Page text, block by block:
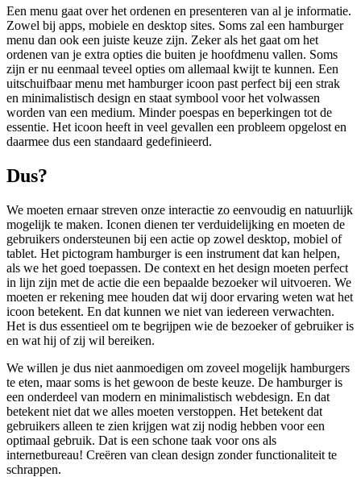
Een menu gaat over het ordenen en presenteren van al je informatie.
Zowel bij apps, mobiele en desktop sites. Soms zal een hamburger
menu dan ook een juiste keuze zijn. Zeker als het gaat om het
ordenen van je extra opties die buiten je hoofdmenu vallen. Soms
zijn er nu eenmaal teveel opties om allemaal kwijt te kunnen. Een
uitschuifbaar menu met hamburger icoon past perfect bij een strak
en minimalistisch design en staat symbool voor het volwassen
worden van een medium. Minder poespas en beperkingen tot de
essentie. Het icoon heeft in veel gevallen een probleem opgelost en
daarmee dus een standaard gedefinieerd.
Dus?
We moeten ernaar streven onze interactie zo eenvoudig en natuurlijk
mogelijk te maken. Iconen dienen ter verduidelijking en moeten de
gebruikers ondersteunen bij een actie op zowel desktop, mobiel of
tablet. Het pictogram hamburger is een instrument dat kan helpen,
als we het goed toepassen. De context en het design moeten perfect
in lijn zijn met de actie die een bepaalde bezoeker wil uitvoeren. We
moeten er rekening mee houden dat wij door ervaring weten wat het
icoon betekent. En dat kunnen we niet van iedereen verwachten.
Het is dus essentieel om te begrijpen wie de bezoeker of gebruiker is
en wat hij of zij wil bereiken.
We willen je dus niet aanmoedigen om zoveel mogelijk hamburgers
te eten, maar soms is het gewoon de beste keuze. De hamburger is
een onderdeel van modern en minimalistisch webdesign. En dat
betekent niet dat we alles moeten verstoppen. Het betekent dat
gebruikers alleen te zien krijgen wat zij nodig hebben voor een
optimaal gebruik. Dat is een schone taak voor ons als
internetbureau! Creëren van clean design zonder functionaliteit te
schrappen.